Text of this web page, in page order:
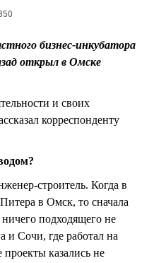
бизнес-инкубатора
открыл в Омске
и своих
корреспонденту
строитель. Когда в
в Омск, то сначала
подходящего не
и Сочи, где работал на
казались не